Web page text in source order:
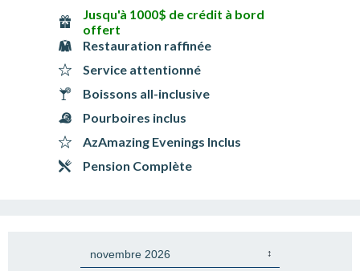
Jusqu'à 1000$ de crédit à bord
offert
Restauration raffinée
Service attentionné
Boissons all-inclusive
Pourboires inclus
AzAmazing Evenings Inclus
Pension Complète